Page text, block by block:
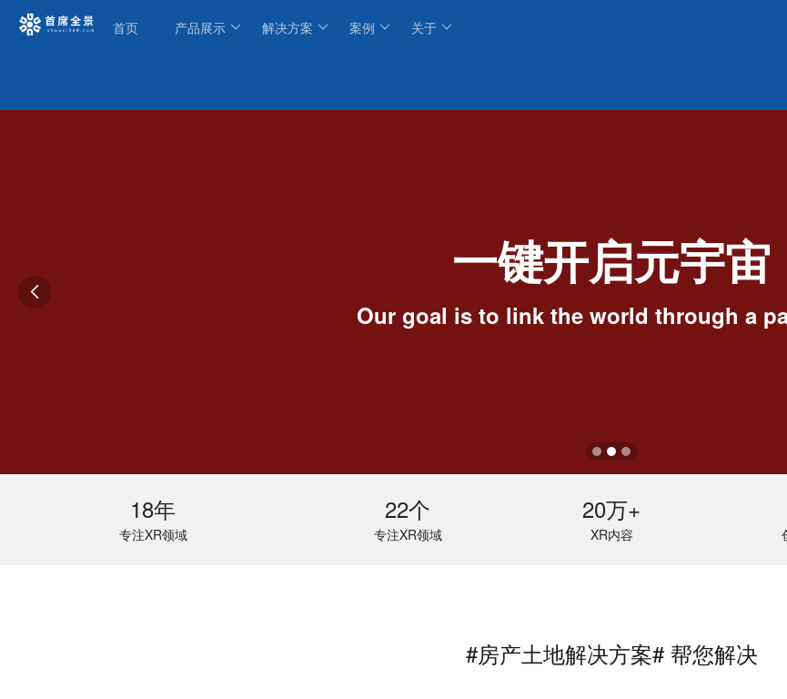
首页 产品展示 解决方案 案例 关于
一键开启元宇宙
Our goal is to link the world through a

18年
专注XR领域
22个
专注XR领域
20万+
XR内容
#房产土地解决方案# 帮您解决